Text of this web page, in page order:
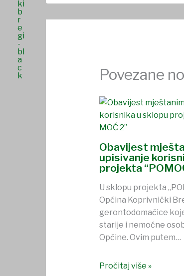
Povezane
Obavijest
upisivanje
projekta
U sklopu projekta
Općina Koprivnički
gerontodomaćice
starije i nemoćne
Općine. Ovim putem…
Pročitaj više »